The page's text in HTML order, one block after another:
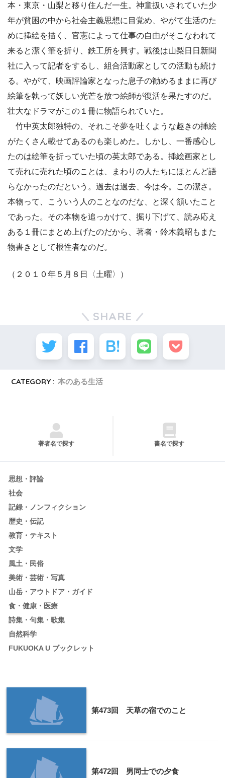
本・東京・山梨と移り住んだ一生。神童扱いされていた少
年が貧困の中から社会主義思想に目覚め、やがて生活のた
めに挿絵を描く、官憲によって仕事の自由がそこなわれて
来ると潔く筆を折り、鉄工所を興す。戦後は山梨日日新聞
社に入って記者をするし、組合活動家としての活動も続け
る。やがて、映画評論家となった息子の勧めるままに再び
絵筆を執って妖しい光芒を放つ絵師が復活を果たすのだ。
壮大なドラマがこの１冊に物語られていた。
竹中英太郎独特の、それこそ夢を吐くような趣きの挿絵
がたくさん載せてあるのも楽しめた。しかし、一番感心し
たのは絵筆を折っていた頃の英太郎である。挿絵画家とし
て売れに売れた頃のことは、まわりの人たちにほとんど語
らなかったのだという。過去は過去、今は今。この潔さ。
本物って、こういう人のことなのだな、と深く頷いたこと
であった。その本物を追っかけて、掘り下げて、読み応え
ある１冊にまとめ上げたのだから、著者・鈴木義昭もまた
物書きとして根性者なのだ。
（２０１０年５月８日〈土曜〉）
SHARE
CATEGORY : 本のある生活
著者名で探す 書名で探す
思想・評論
社会
記録・ノンフィクション
歴史・伝記
教育・テキスト
文学
風土・民俗
美術・芸術・写真
山岳・アウトドア・ガイド
食・健康・医療
詩集・句集・歌集
自然科学
FUKUOKA U ブックレット
第473回 天草の宿でのこと
第472回 男同士での夕食